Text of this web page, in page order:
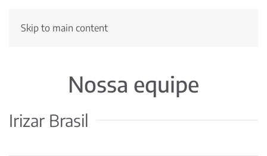
Skip to main content
Nossa equipe
Irizar Brasil